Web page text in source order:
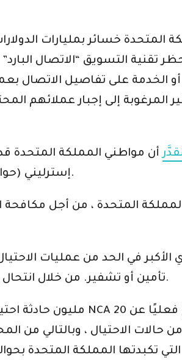
خسائر بمليارات
حظر تقنية التسويق “الاتصال
أو الخدمة على تفاصيل الاتصال
المرغوبة إلى إجبار عملائهم
إسترليني (حوالي 71648 كرور روبية) سنويًا بسبب عمليات الاحتيال المالي التي تعمل بواسطة الاتصالات.
الأكبر في الحد من عمليات
تأمين أو تشفير. من خلال انتحال الأرقام ، ينتحل المجرمون سماسرة مرخصين أو موظفين حكوميين لكسب ثقة ضحاياهم.